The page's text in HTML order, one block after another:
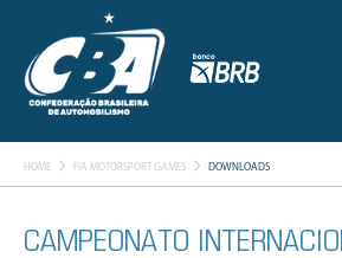
HOME FIA MOTORSPORT GAMES DOWNLOADS
CAMPEONATO